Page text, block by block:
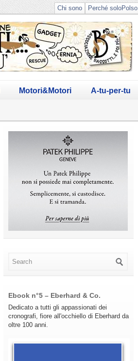
Perché soloPolso
Chi sono
Motori&Motori A-tu-per-tu
Ebook n°5 – Eberhard & Co.
Dedicato a tutti gli appassionati dei
cronografi, fiore all'occhiello di Eberhard da
oltre 100 anni.